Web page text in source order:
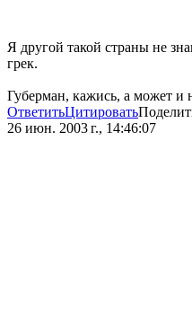
Я другой такой страны не
грек.
Губерман, кажись, а может и
ОтветитьЦитировать
26 июн. 2003 г., 14:46:07